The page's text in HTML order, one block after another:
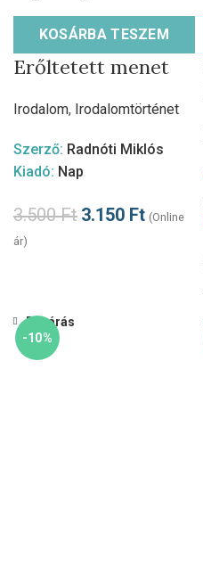
KOSÁRBA TESZEM
Erőltetett menet
Irodalom, Irodalomtörténet
Szerző: Radnóti Miklós
Kiadó: Nap
3.500Ft 3.150 Ft (Online
ár)
-10%
Bezárás